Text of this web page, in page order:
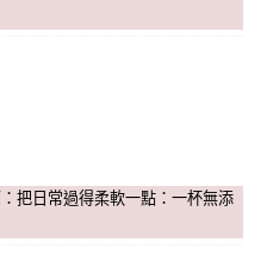
把日常過得柔軟一點：一杯無添